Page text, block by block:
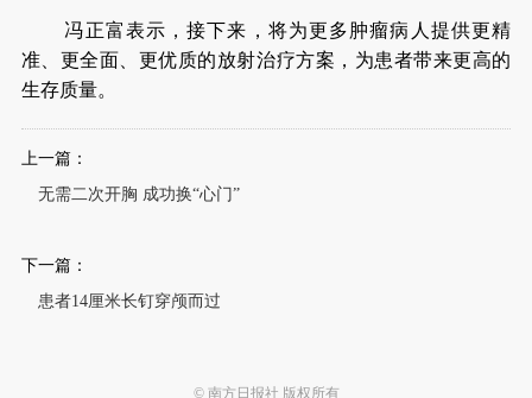
冯正富表示，接下来，将为更多肿瘤病人提供更精
准、更全面、更优质的放射治疗方案，为患者带来更高的
生存质量。
上一篇：
无需二次开胸 成功换“心门”
下一篇：
患者14厘米长钉穿颅而过
© 南方日报社 版权所有